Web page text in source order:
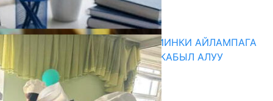
ЖОЛУГУШТУ
07.08.2026
ДИРЕКТОРЛОР РЕЗЕРВИ: КИЙИНКИ АЙЛАМПАГА
ЭЛЕКТРОНДУК АРЫЗДАРДЫ КАБЫЛ АЛУУ
БАШТАЛАТ
07.08.2026